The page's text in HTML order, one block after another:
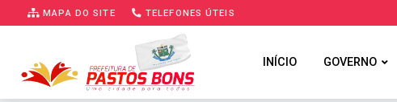
MAPA DO SITE TELEFONES ÚTEIS
INÍCIO GOVERNO